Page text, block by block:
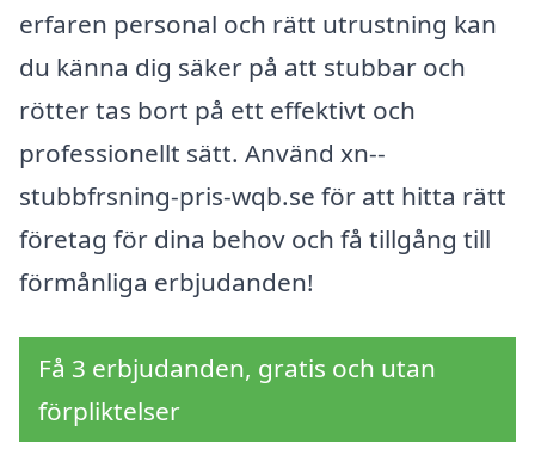
erfaren personal och rätt utrustning kan
du känna dig säker på att stubbar och
rötter tas bort på ett effektivt och
professionellt sätt. Använd xn--
stubbfrsning-pris-wqb.se för att hitta rätt
företag för dina behov och få tillgång till
förmånliga erbjudanden!
Få 3 erbjudanden, gratis och utan
förpliktelser